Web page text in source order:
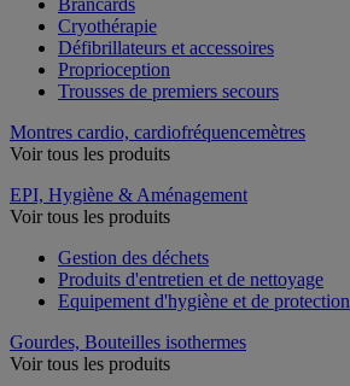
Cryothérapie
Défibrillateurs et accessoires
Proprioception
Trousses de premiers secours
Montres cardio, cardiofréquencemètres
Voir tous les produits
EPI, Hygiène & Aménagement
Voir tous les produits
Gestion des déchets
Produits d'entretien et de nettoyage
Equipement d'hygiène et de protection
Gourdes, Bouteilles isothermes
Voir tous les produits